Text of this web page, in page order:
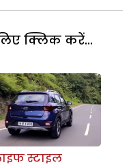
क्लिक करें...
स्टाइल